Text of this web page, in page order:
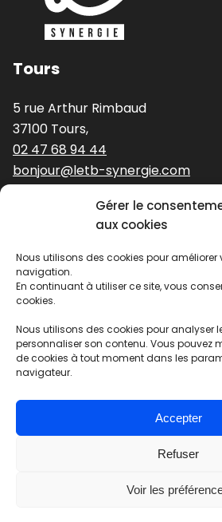
Gérer le
aux cookies
Nous utilisons des cookies pour améliorer
navigation.
En continuant à utiliser ce site, vous
cookies.
Nous utilisons des cookies pour analyser
personnaliser son contenu. Vous pouvez
de cookies à tout moment dans les
navigateur.
Accepter
Refuser
Voir les
Tours
5 rue Arthur Rimbaud
37100 Tours,
02 47 68 94 44
bonjour@letb-synergie.com
Nos expertises
Stratégie et identité de marque
Identité visuelle
Digital
Édition
Solutions évènementielles
Mentions légales-